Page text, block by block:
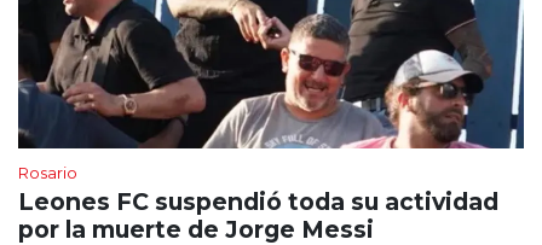
Rosario
Leones FC suspendió toda su actividad
por la muerte de Jorge Messi